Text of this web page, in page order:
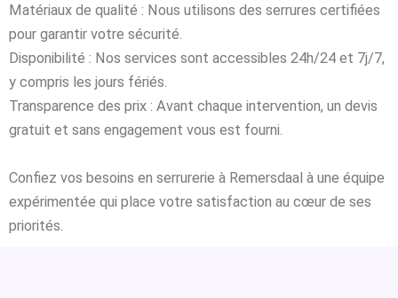
Matériaux de qualité : Nous utilisons des serrures certifiées
pour garantir votre sécurité.
Disponibilité : Nos services sont accessibles 24h/24 et 7j/7,
y compris les jours fériés.
Transparence des prix : Avant chaque intervention, un devis
gratuit et sans engagement vous est fourni.
Confiez vos besoins en serrurerie à Remersdaal à une équipe
expérimentée qui place votre satisfaction au cœur de ses
priorités.